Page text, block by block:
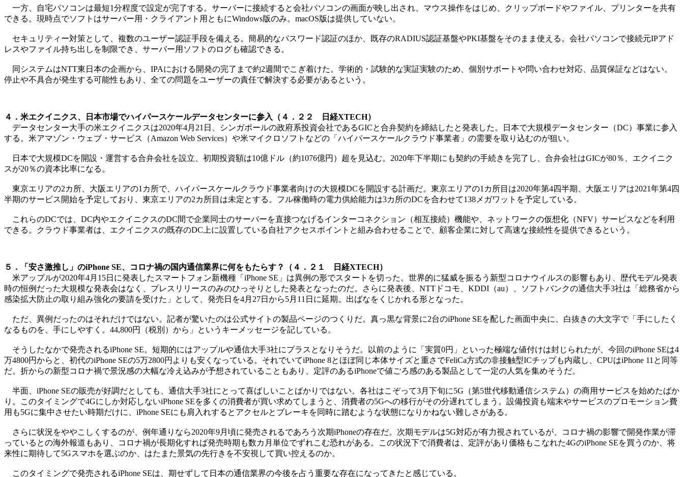
一方、自宅パソコンは最短1分程度で設定が完了する。サーバーに接続すると会社パソコンの画面が映し出され、マウス操作をはじめ、クリップボードやファイル、プリンターを共有
できる。現時点でソフトはサーバー用・クライアント用ともにWindows版のみ。macOS版は提供していない。
セキュリティー対策として、複数のユーザー認証手段を備える。簡易的なパスワード認証のほか、既存のRADIUS認証基盤やPKI基盤をそのまま使える。会社パソコンで接続元IPアド
レスやファイル持ち出しを制限でき、サーバー用ソフトのログも確認できる。
同システムはNTT東日本の企画から、IPAにおける開発の完了まで約2週間でこぎ着けた。学術的・試験的な実証実験のため、個別サポートや問い合わせ対応、品質保証などはない。
停止や不具合が発生する可能性もあり、全ての問題をユーザーの責任で解決する必要があるという。
４．米エクイニクス、日本市場でハイパースケールデータセンターに参入（４．２２ 日経XTECH）
データセンター大手の米エクイニクスは2020年4月21日、シンガポールの政府系投資会社であるGICと合弁契約を締結したと発表した。日本で大規模データセンター（DC）事業に参入
する。米アマゾン・ウェブ・サービス（Amazon Web Services）や米マイクロソフトなどの「ハイパースケールクラウド事業者」の需要を取り込むのが狙い。
日本で大規模DCを開設・運営する合弁会社を設立、初期投資額は10億ドル（約1076億円）超を見込む。2020年下半期にも契約の手続きを完了し、合弁会社はGICが80％、エクイニク
スが20％の資本比率になる。
東京エリアの2カ所、大阪エリアの1カ所で、ハイパースケールクラウド事業者向けの大規模DCを開設する計画だ。東京エリアの1カ所目は2020年第4四半期、大阪エリアは2021年第4四
半期のサービス開始を予定しており、東京エリアの2カ所目は未定とする。フル稼働時の電力供給能力は3カ所のDCを合わせて138メガワットを予定している。
これらのDCでは、DC内やエクイニクスのDC間で企業同士のサーバーを直接つなげるインターコネクション（相互接続）機能や、ネットワークの仮想化（NFV）サービスなどを利用
できる。クラウド事業者は、エクイニクスの既存のDC上に設置している自社アクセスポイントと組み合わせることで、顧客企業に対して高速な接続性を提供できるという。
５．「安さ激推し」のiPhone SE、コロナ禍の国内通信業界に何をもたらす？（４．２１ 日経XTECH）
米アップルが2020年4月15日に発表したスマートフォン新機種「iPhone SE」は異例の形でスタートを切った。世界的に猛威を振るう新型コロナウイルスの影響もあり、歴代モデル発表
時の恒例だった大規模な発表会はなく、プレスリリースのみのひっそりとした発表となったのだ。さらに発表後、NTTドコモ、KDDI（au）、ソフトバンクの通信大手3社は「総務省から
感染拡大防止の取り組み強化の要請を受けた」として、発売日を4月27日から5月11日に延期。出ばなをくじかれる形となった。
ただ、異例だったのはそれだけではない。記者が驚いたのは公式サイトの製品ページのつくりだ。真っ黒な背景に2台のiPhone SEを配した画面中央に、白抜きの大文字で「手にしたく
なるものを、手にしやすく。44,800円（税別）から」というキーメッセージを記している。
そうしたなかで発売されるiPhone SE。短期的にはアップルや通信大手3社にプラスとなりそうだ。以前のように「実質0円」といった極端な値付けは封じられたが、今回のiPhone SEは4
万4800円からと、初代のiPhone SEの5万2800円よりも安くなっている。それでいてiPhone 8とほぼ同じ本体サイズと重さでFeliCa方式の非接触型ICチップも内蔵し、CPUはiPhone 11と同等
だ。折からの新型コロナ禍で景況感の大幅な冷え込みが予想されていることもあり、定評のあるiPhoneで値ごろ感のある製品として一定の人気を集めそうだ。
半面、iPhone SEの販売が好調だとしても、通信大手3社にとって喜ばしいことばかりではない。各社はこぞって3月下旬に5G（第5世代移動通信システム）の商用サービスを始めたばか
り。このタイミングで4Gにしか対応しないiPhone SEを多くの消費者が買い求めてしまうと、消費者の5Gへの移行がその分遅れてしまう。設備投資も端末やサービスのプロモーション費
用も5Gに集中させたい時期だけに、iPhone SEにも肩入れするとアクセルとブレーキを同時に踏むような状態になりかねない難しさがある。
さらに状況をややこしくするのが、例年通りなら2020年9月頃に発売されるであろう次期iPhoneの存在だ。次期モデルは5G対応が有力視されているが、コロナ禍の影響で開発作業が滞
っているとの海外報道もあり、コロナ禍が長期化すれば発売時期も数カ月単位でずれこむ恐れがある。この状況下で消費者は、定評があり価格もこなれた4GのiPhone SEを買うのか、将
来性に期待して5Gスマホを選ぶのか、はたまた景気の先行きを不安視して買い控えるのか。
このタイミングで発売されるiPhone SEは、期せずして日本の通信業界の今後を占う重要な存在になってきたと感じている。